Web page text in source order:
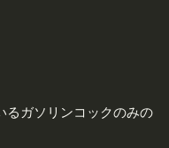
る ガソリンコックのみの